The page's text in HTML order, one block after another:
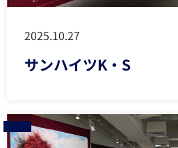
2025.10.27
サンハイツK・S